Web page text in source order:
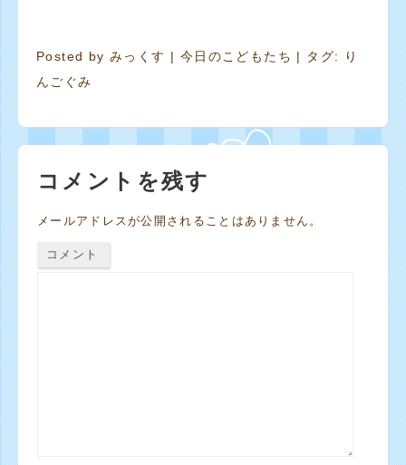
Posted byみっくす | 今日のこどもたち | タグ:
り
んごぐみ
コメントを残す
メールアドレスが公開されることはありません。
コメント